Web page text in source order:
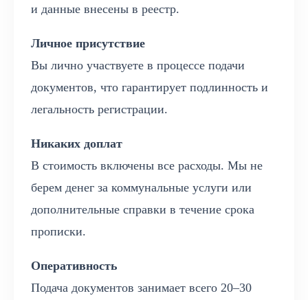
и данные внесены в реестр.
Личное присутствие
Вы лично участвуете в процессе подачи
документов, что гарантирует подлинность и
легальность регистрации.
Никаких доплат
В стоимость включены все расходы. Мы не
берем денег за коммунальные услуги или
дополнительные справки в течение срока
прописки.
Оперативность
Подача документов занимает всего 20–30